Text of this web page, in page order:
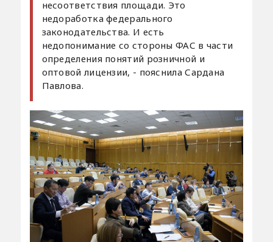
несоответствия площади. Это
недоработка федерального
законодательства. И есть
недопонимание со стороны ФАС в части
определения понятий розничной и
оптовой лицензии, - пояснила Сардана
Павлова.